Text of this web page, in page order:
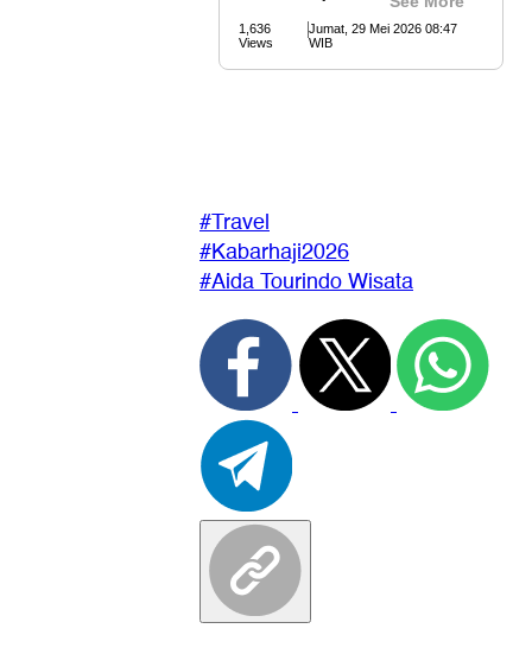
#Travel
#Kabarhaji2026
#Aida Tourindo Wisata